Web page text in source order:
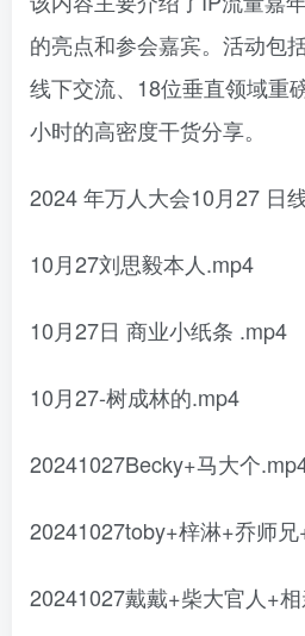
的亮点和参会嘉宾。活动包
线下交流、18位垂直领域重
小时的高密度干货分享。
2024 年万人大会10月27 日
10月27刘思毅本人.mp4
10月27日 商业小纸条 .mp4
10月27-树成林的.mp4
20241027Becky+马大个
20241027toby+梓淋+乔师
20241027戴戴+柴大官人+